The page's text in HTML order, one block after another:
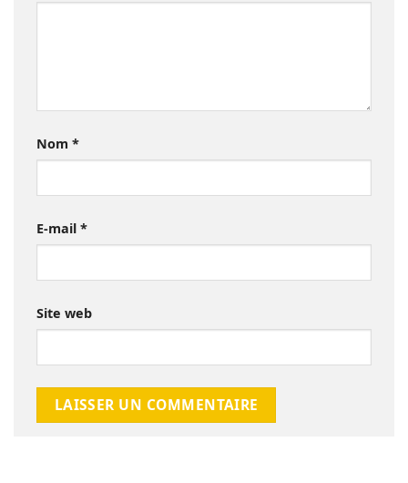
Nom *
E-mail *
Site web